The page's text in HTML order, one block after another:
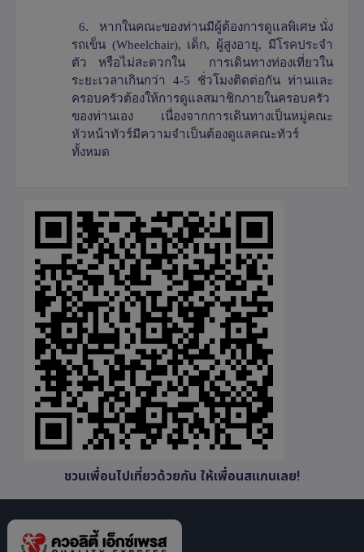
6.
หากในคณะของท่านมีผู้ต้องการดูแลพิเศษ นั่ง
รถเข็น (Wheelchair), เด็ก, ผู้สูงอายุ, มีโรคประจำ
ตัว หรือไม่สะดวกใน การเดินทางท่องเที่ยวใน
ระยะเวลาเกินกว่า 4-5 ชั่วโมงติดต่อกัน ท่านและ
ครอบครัวต้องให้การดูแลสมาชิกภายในครอบครัว
ของท่านเอง เนื่องจากการเดินทางเป็นหมู่คณะ
หัวหน้าทัวร์มีความจำเป็นต้องดูแลคณะทัวร์
ทั้งหมด
ชวนเพื่อนไปเที่ยวด้วยกัน ให้เพื่อนสแกนเลย!